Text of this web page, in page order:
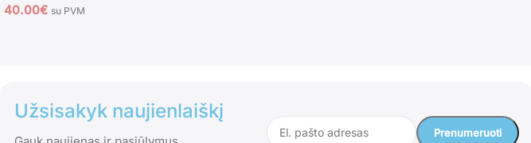
40.00€ su PVM
Užsisakyk naujienlaiškį